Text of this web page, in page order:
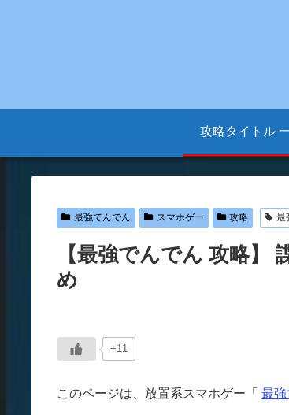
攻略タイトル
最強でんでん スマホゲー 攻略 最
【最強でんでん 攻略】
め
+11
このページは、放置系スマホゲー「 最強